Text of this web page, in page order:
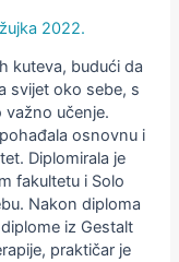
2022.
kuteva, budući da
svijet oko sebe, s
važno učenje.
osnovnu i
Diplomirala je
fakultetu i Solo
Nakon diploma
iz Gestalt
praktičar je